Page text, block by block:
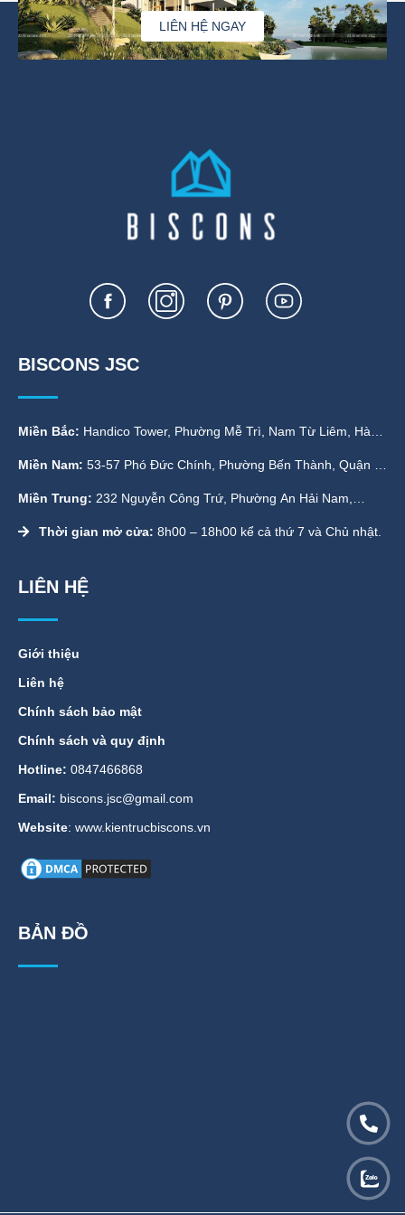
LIÊN HỆ NGAY
BISCONS JSC
Miền Bắc: Handico Tower, Phường Mễ Trì, Nam Từ Liêm, Hà
Miền Nam: 53-57 Phó Đức Chính, Phường Bến Thành, Quận 1,
Miền Trung: 232 Nguyễn Công Trứ, Phường An Hải Nam,
Thời gian mở cửa: 8h00 – 18h00 kể cả thứ 7 và Chủ nhật.
LIÊN HỆ
Giới thiệu
Liên hệ
Chính sách bảo mật
Chính sách và quy định
Hotline: 0847466868
Email: biscons.jsc@gmail.com
Website: www.kientrucbiscons.vn
BẢN ĐỒ